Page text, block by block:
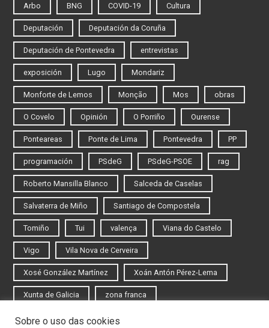
Arbo BNG COVID-19 Cultura
Deputación Deputación da Coruña
Deputación de Pontevedra entrevistas
exposición Lugo Mondariz
Monforte de Lemos Monção Mos obras
O Covelo Opinión O Porriño Ourense
Ponteareas Ponte de Lima Pontevedra PP
programación PSdeG PSdeG-PSOE rag
Roberto Mansilla Blanco Salceda de Caselas
Salvaterra de Miño Santiago de Compostela
Tomiño Tui valença Viana do Castelo
Vigo Vila Nova de Cerveira
Xosé González Martínez Xoán Antón Pérez-Lema
Xunta de Galicia zona franca
Sobre o uso das cookies